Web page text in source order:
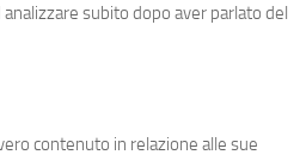
subito dopo aver parlato del
contenuto in relazione alle sue